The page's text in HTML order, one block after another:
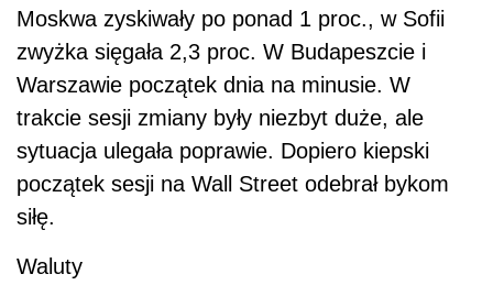
Moskwa zyskiwały po ponad 1 proc., w Sofii
zwyżka sięgała 2,3 proc. W Budapeszcie i
Warszawie początek dnia na minusie. W
trakcie sesji zmiany były niezbyt duże, ale
sytuacja ulegała poprawie. Dopiero kiepski
początek sesji na Wall Street odebrał bykom
siłę.
Waluty